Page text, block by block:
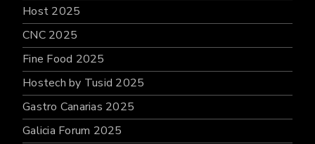
Host 2025
CNC 2025
Fine Food 2025
Hostech by Tusid 2025
Gastro Canarias 2025
Galicia Forum 2025